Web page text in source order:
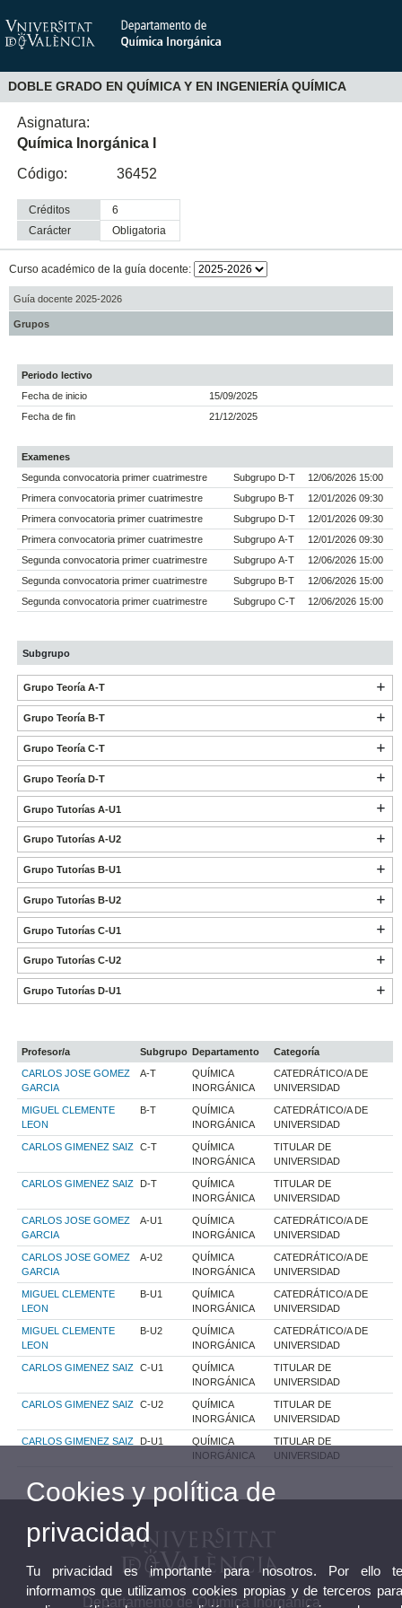
DOBLE GRADO EN QUÍMICA Y EN INGENIERÍA QUÍMICA
Asignatura:
Química Inorgánica I
Código:
36452
Créditos
6
Carácter
obligatoria
Curso académico de la guía docente:
Guía docente 2025-2026
Grupos
Periodo lectivo
Fecha de inicio
15/09/2025
Fecha de fin
21/12/2025
Examenes
Segunda convocatoria primer cuatrimestre
Subgrupo D-T
12/06/2026 15:00
Primera convocatoria primer cuatrimestre
Subgrupo B-T
12/01/2026 09:30
Primera convocatoria primer cuatrimestre
Subgrupo D-T
12/01/2026 09:30
Primera convocatoria primer cuatrimestre
Subgrupo A-T
12/01/2026 09:30
Segunda convocatoria primer cuatrimestre
Subgrupo A-T
12/06/2026 15:00
Segunda convocatoria primer cuatrimestre
Subgrupo B-T
12/06/2026 15:00
Segunda convocatoria primer cuatrimestre
Subgrupo C-T 12/06/2026 15:00
Subgrupo
Grupo Teoría A-T
Grupo Teoría B-T
Grupo Teoría C-T
Grupo Teoría D-T
Grupo Tutorías A-U1
Grupo Tutorías A-U2
Grupo Tutorías B-U1
Grupo Tutorías B-U2
Grupo Tutorías C-U1
Grupo Tutorías C-U2
Grupo Tutorías D-U1
Profesor/a Subgrupo Departamento
Categoría
CARLOS JOSE GOMEZ
GARCIA
A-T
QUÍMICA
INORGÁNICA
CATEDRÁTICO/A DE
UNIVERSIDAD
MIGUEL CLEMENTE
LEON
B-T
QUÍMICA
INORGÁNICA
CATEDRÁTICO/A DE
UNIVERSIDAD
CARLOS GIMENEZ SAIZ C-T
QUÍMICA
INORGÁNICA
TITULAR DE
UNIVERSIDAD
CARLOS GIMENEZ SAIZ D-T
QUÍMICA
INORGÁNICA
TITULAR DE
UNIVERSIDAD
CARLOS JOSE GOMEZ
GARCIA
A-U1
QUÍMICA
INORGÁNICA
CATEDRÁTICO/A DE
UNIVERSIDAD
CARLOS JOSE GOMEZ
GARCIA
A-U2
QUÍMICA
INORGÁNICA
CATEDRÁTICO/A DE
UNIVERSIDAD
MIGUEL CLEMENTE
LEON
B-U1
QUÍMICA
INORGÁNICA
CATEDRÁTICO/A DE
UNIVERSIDAD
MIGUEL CLEMENTE
LEON
B-U2
QUÍMICA
INORGÁNICA
CATEDRÁTICO/A DE
UNIVERSIDAD
CARLOS GIMENEZ SAIZ C-U1
QUÍMICA
INORGÁNICA
TITULAR DE
UNIVERSIDAD
CARLOS GIMENEZ SAIZ C-U2
QUÍMICA
INORGÁNICA
TITULAR DE
UNIVERSIDAD
CARLOS GIMENEZ SAIZ D-U1
QUÍMICA
INORGÁNICA
TITULAR DE
UNIVERSIDAD
Departamento de Química Inorgánica
Cookies y política de
privacidad
Tu privacidad es importante para nosotros. Por ello
informamos que utilizamos cookies propias y de terceros